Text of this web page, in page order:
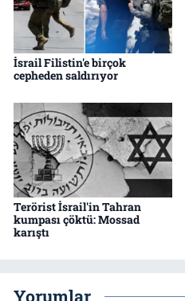
İsrail Filistin'e birçok
cepheden saldırıyor
Terörist İsrail'in Tahran
kumpası çöktü: Mossad
karıştı
Yorumlar